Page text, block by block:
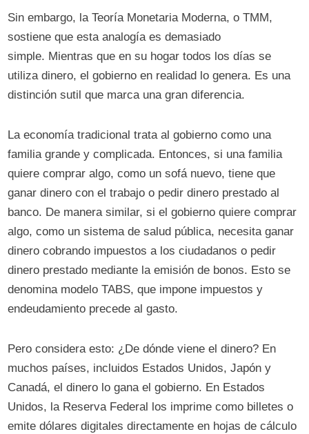
Sin embargo, la Teoría Monetaria Moderna, o TMM,
sostiene que esta analogía es demasiado
simple. Mientras que en su hogar todos los días se
utiliza dinero, el gobierno en realidad lo genera. Es una
distinción sutil que marca una gran diferencia.
La economía tradicional trata al gobierno como una
familia grande y complicada. Entonces, si una familia
quiere comprar algo, como un sofá nuevo, tiene que
ganar dinero con el trabajo o pedir dinero prestado al
banco. De manera similar, si el gobierno quiere comprar
algo, como un sistema de salud pública, necesita ganar
dinero cobrando impuestos a los ciudadanos o pedir
dinero prestado mediante la emisión de bonos. Esto se
denomina modelo TABS, que impone impuestos y
endeudamiento precede al gasto.
Pero considera esto: ¿De dónde viene el dinero? En
muchos países, incluidos Estados Unidos, Japón y
Canadá, el dinero lo gana el gobierno. En Estados
Unidos, la Reserva Federal los imprime como billetes o
emite dólares digitales directamente en hojas de cálculo